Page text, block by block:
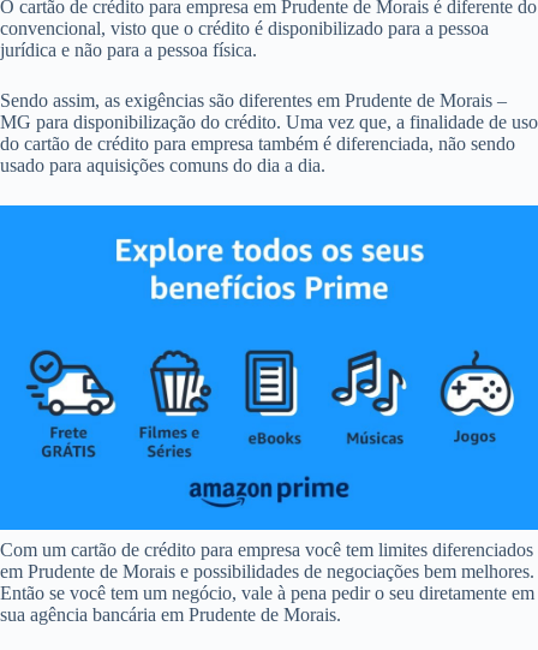
O cartão de crédito para empresa em Prudente de Morais é diferente do
convencional, visto que o crédito é disponibilizado para a pessoa
jurídica e não para a pessoa física.
Sendo assim, as exigências são diferentes em Prudente de Morais –
MG para disponibilização do crédito. Uma vez que, a finalidade de uso
do cartão de crédito para empresa também é diferenciada, não sendo
usado para aquisições comuns do dia a dia.
Com um cartão de crédito para empresa você tem limites diferenciados
em Prudente de Morais e possibilidades de negociações bem melhores.
Então se você tem um negócio, vale à pena pedir o seu diretamente em
sua agência bancária em Prudente de Morais.